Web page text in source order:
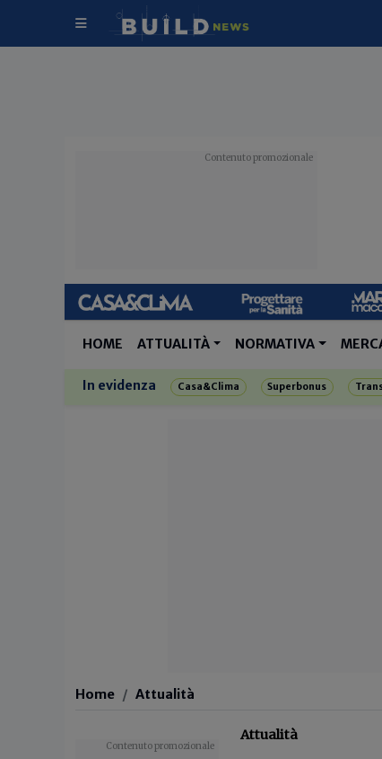
HOME ATTUALITÀ NORMATIVA
In evidenza Casa&Clima Superbonus
Home Attualità
Attualità